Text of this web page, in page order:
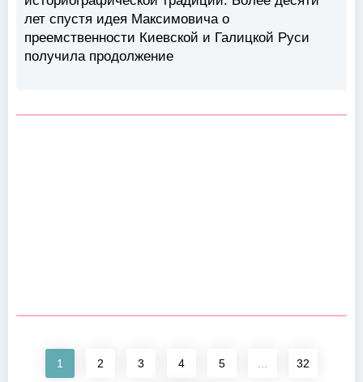
лет спустя идея Максимовича о
преемственности Киевской и Галицкой Руси
получила продолжение
1 2 3 4 5 32